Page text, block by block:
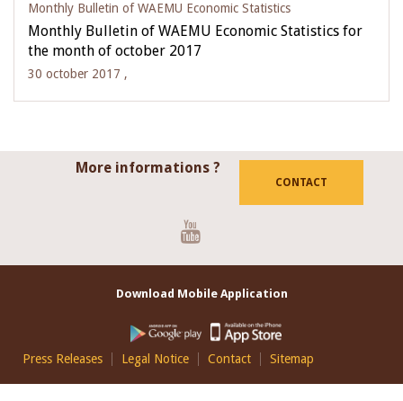
Monthly Bulletin of WAEMU Economic Statistics
Monthly Bulletin of WAEMU Economic Statistics for
the month of october 2017
30 october 2017 ,
More informations ?
CONTACT
Download Mobile Application
Footer
EN
Press Releases Legal Notice Contact Sitemap